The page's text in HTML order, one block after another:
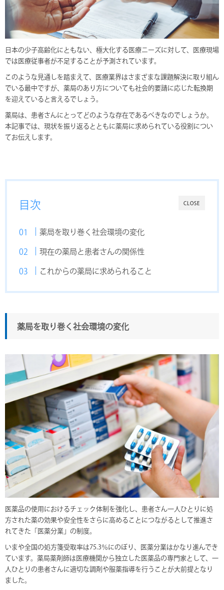
日本の少子高齢化にともない、極大化する医療ニーズに対して、医療現場
では医療従事者が不足することが予測されています。
このような見通しを踏まえて、医療業界はさまざまな課題解決に取り組ん
でいる最中ですが、薬局のあり方についても社会的要請に応じた転換期
を迎えていると言えるでしょう。
薬局は、患者さんにとってどのような存在であるべきなのでしょうか。
本記事では、現状を振り返るとともに薬局に求められている役割につい
てお伝えします。
CLOSE
目次
薬局を取り巻く社会環境の変化
現在の薬局と患者さんの関係性
これからの薬局に求められること
薬局を取り巻く社会環境の変化
医薬品の使用におけるチェック体制を強化し、患者さん一人ひとりに処
方された薬の効果や安全性をさらに高めることにつながるとして推進さ
れてきた「医薬分業」の制度。
いまや全国の処方箋受取率は75.3％にのぼり、医薬分業はかなり進んでき
ています。薬局薬剤師は医療機関から独立した医薬品の専門家として、一
人ひとりの患者さんに適切な調剤や服薬指導を行うことが大前提となり
ました。